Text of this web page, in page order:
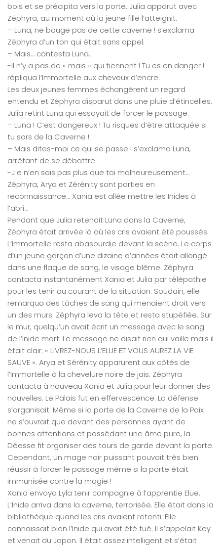
bois et se précipita vers la porte. Julia apparut avec
Zéphyra, au moment où la jeune fille l’atteignit.
– Luna, ne bouge pas de cette caverne ! s’exclama
Zéphyra d’un ton qui était sans appel.
– Mais… contesta Luna.
-Il n’y a pas de « mais » qui tiennent ! Tu es en danger !
répliqua l’Immortelle aux cheveux d’encre.
Les deux jeunes femmes échangèrent un regard
entendu et Zéphyra disparut dans une pluie d’étincelles.
Julia retint Luna qui essayait de forcer le passage.
– Luna ! C’est dangereux ! Tu risques d’être attaquée si
tu sors de la Caverne !
– Mais dites-moi ce qui se passe ! s’exclama Luna,
arrêtant de se débattre.
-J e n’en sais pas plus que toi malheureusement…
Zéphyra, Arya et Zérénity sont parties en
reconnaissance… Xania est allée mettre les Inides à
l’abri…
Pendant que Julia retenait Luna dans la Caverne,
Zéphyra était arrivée là où les cris avaient été poussés.
L’Immortelle resta abasourdie devant la scène. Le corps
d’un jeune garçon d’une dizaine d’années était allongé
dans une flaque de sang, le visage blême. Zéphyra
contacta instantanément Xania et Julia par télépathie
pour les tenir au courant de la situation. Soudain, elle
remarqua des tâches de sang qui menaient droit vers
un des murs. Zéphyra leva la tête et resta stupéfiée. Sur
le mur, quelqu’un avait écrit un message avec le sang
de l’Inide mort. Le message ne disait rien qui vaille mais il
était clair: « LIVREZ-NOUS L’ELUE ET VOUS AUREZ LA VIE
SAUVE ». Arya et Sérénity apparurent aux côtés de
l’Immortelle à la chevelure noire de jais. Zéphyra
contacta à nouveau Xania et Julia pour leur donner des
nouvelles. Le Palais fut en effervescence. La défense
s’organisait. Même si la porte de la Caverne de la Paix
ne s’ouvrait que devant des personnes ayant de
bonnes attentions et possédant une âme pure, la
Déesse fit organiser des tours de garde devant la porte.
Cependant, un mage noir puissant pouvait très bien
réussir à forcer le passage même si la porte était
immunisée contre la magie !
Xania envoya Lyla tenir compagnie à l’apprentie Elue.
L’Inide arriva dans la caverne, terrorisée. Elle était dans la
bibliothèque quand les cris avaient retenti. Elle
connaissait bien l’Inide qui avait été tué. Il s’appelait Key
et venait du Japon. Il était assez intelligent et s’était